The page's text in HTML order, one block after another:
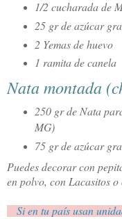
1/2 cucharada de
25 gr de azúcar
2 Yemas de huevo
1 ramita de canela
Nata montada
250 gr de Nata
MG)
75 gr de azúcar
Puedes decorar con
en polvo, con Lacasitos o
Si en tu país usan